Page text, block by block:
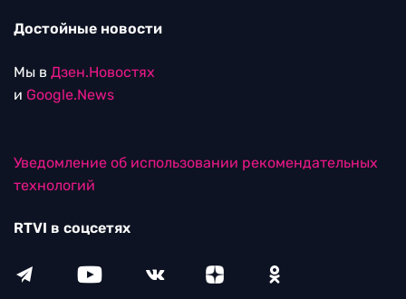
Достойные новости
Мы в Дзен.Новостях
и Google.News
Уведомление об использовании рекомендательных
технологий
RTVI в соцсетях